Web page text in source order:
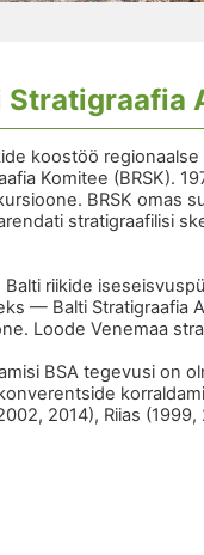
Stratigraafia
koostöö
Komitee (BRSK).
BRSK omas
stratigraafilisi
Balti riikide
— Balti Stratigraafia
Loode Venemaa
BSA tegevusi on
2014), Riias